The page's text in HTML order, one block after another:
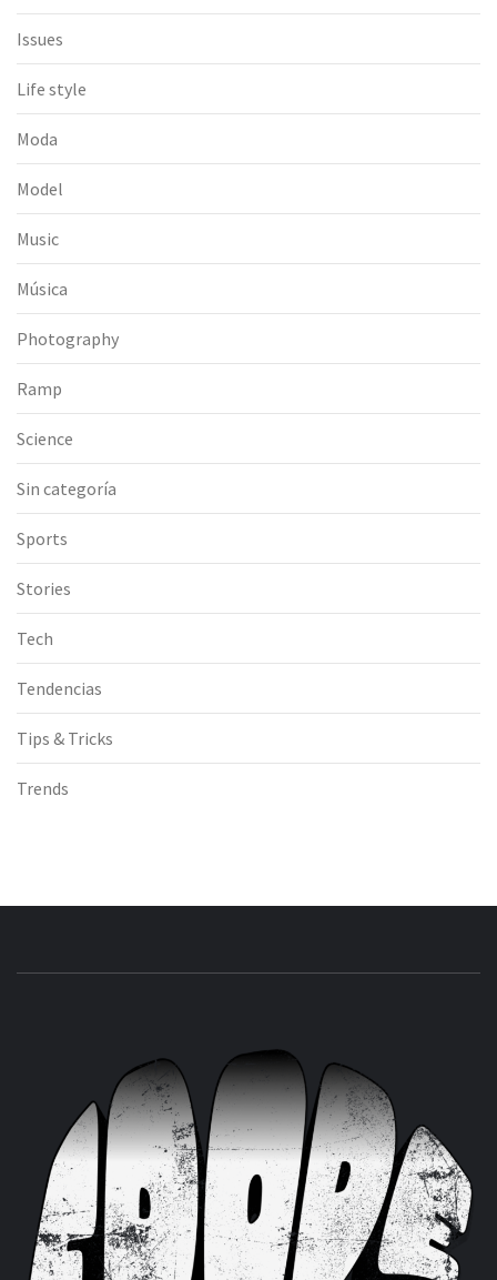
Issues
Life style
Moda
Model
Music
Música
Photography
Ramp
Science
Sin categoría
Sports
Stories
Tech
Tendencias
Tips & Tricks
Trends